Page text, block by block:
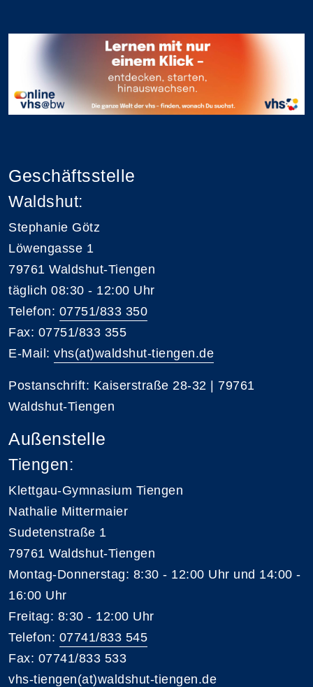
Geschäftsstelle
Waldshut:
Stephanie Götz
Löwengasse 1
79761 Waldshut-Tiengen
täglich 08:30 - 12:00 Uhr
Telefon: 07751/833 350
Fax: 07751/833 355
E-Mail: vhs(at)waldshut-tiengen.de
Postanschrift: Kaiserstraße 28-32 | 79761
Waldshut-Tiengen
Außenstelle
Tiengen:
Klettgau-Gymnasium Tiengen
Nathalie Mittermaier
Sudetenstraße 1
79761 Waldshut-Tiengen
Montag-Donnerstag: 8:30 - 12:00 Uhr und 14:00 -
16:00 Uhr
Freitag: 8:30 - 12:00 Uhr
Telefon: 07741/833 545
Fax: 07741/833 533
vhs-tiengen(at)waldshut-tiengen.de